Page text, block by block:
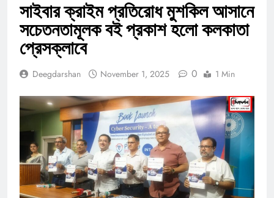
সাইবার ক্রাইম প্রতিরোধ মুশকিল আসানে
সচেতনতামূলক বই প্রকাশ হলো কলকাতা
প্রেসক্লাবে
Deegdarshan November 1, 2025 0 1 Min